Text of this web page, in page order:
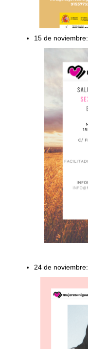
15 de noviembre:
24 de noviembre: